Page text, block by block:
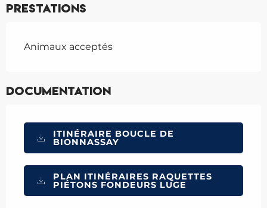
Prestations
Animaux acceptés
Documentation
ITINÉRAIRE BOUCLE DE
BIONNASSAY
PLAN ITINÉRAIRES RAQUETTES
PIÉTONS FONDEURS LUGE